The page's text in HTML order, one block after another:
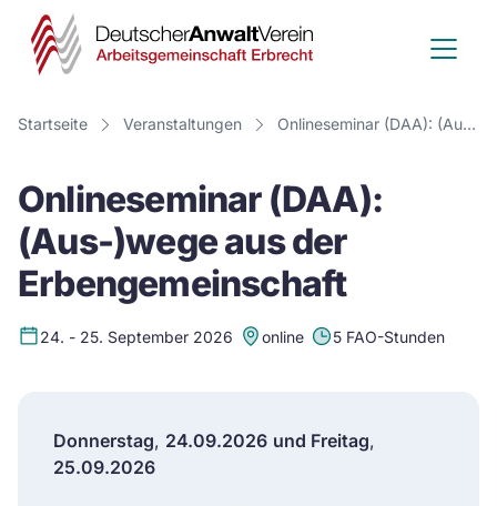
Deutscher
Anwalt
Verein
Erbrecht
Startseite Veranstaltungen Onlineseminar (DAA): (Aus-)wege aus der Erbengemeinschaft
Onlineseminar (DAA):
(Aus-)wege aus der
Erbengemeinschaft
24. - 25. September 2026 online 5 FAO-Stunden
Donnerstag, 24.09.2026 und Freitag,
25.09.2026